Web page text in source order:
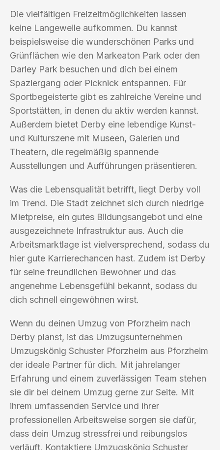
Die vielfältigen Freizeitmöglichkeiten lassen
keine Langeweile aufkommen. Du kannst
beispielsweise die wunderschönen Parks und
Grünflächen wie den Markeaton Park oder den
Darley Park besuchen und dich bei einem
Spaziergang oder Picknick entspannen. Für
Sportbegeisterte gibt es zahlreiche Vereine und
Sportstätten, in denen du aktiv werden kannst.
Außerdem bietet Derby eine lebendige Kunst-
und Kulturszene mit Museen, Galerien und
Theatern, die regelmäßig spannende
Ausstellungen und Aufführungen präsentieren.
Was die Lebensqualität betrifft, liegt Derby voll
im Trend. Die Stadt zeichnet sich durch niedrige
Mietpreise, ein gutes Bildungsangebot und eine
ausgezeichnete Infrastruktur aus. Auch die
Arbeitsmarktlage ist vielversprechend, sodass du
hier gute Karrierechancen hast. Zudem ist Derby
für seine freundlichen Bewohner und das
angenehme Lebensgefühl bekannt, sodass du
dich schnell eingewöhnen wirst.
Wenn du deinen Umzug von Pforzheim nach
Derby planst, ist das Umzugsunternehmen
Umzugskönig Schuster Pforzheim aus Pforzheim
der ideale Partner für dich. Mit jahrelanger
Erfahrung und einem zuverlässigen Team stehen
sie dir bei deinem Umzug gerne zur Seite. Mit
ihrem umfassenden Service und ihrer
professionellen Arbeitsweise sorgen sie dafür,
dass dein Umzug stressfrei und reibungslos
verläuft. Kontaktiere Umzugskönig Schuster